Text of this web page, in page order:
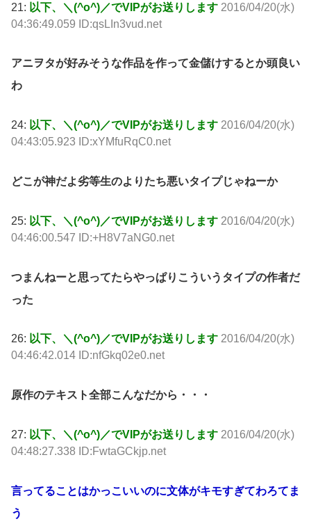
21: 以下、＼(^o^)／でVIPがお送りします 2016/04/20(水)
04:36:49.059 ID:qsLIn3vud.net
アニヲタが好みそうな作品を作って金儲けするとか頭良い
わ
24: 以下、＼(^o^)／でVIPがお送りします 2016/04/20(水)
04:43:05.923 ID:xYMfuRqC0.net
どこが神だよ劣等生のよりたち悪いタイプじゃねーか
25: 以下、＼(^o^)／でVIPがお送りします 2016/04/20(水)
04:46:00.547 ID:+H8V7aNG0.net
つまんねーと思ってたらやっぱりこういうタイプの作者だ
った
26: 以下、＼(^o^)／でVIPがお送りします 2016/04/20(水)
04:46:42.014 ID:nfGkq02e0.net
原作のテキスト全部こんなだから・・・
27: 以下、＼(^o^)／でVIPがお送りします 2016/04/20(水)
04:48:27.338 ID:FwtaGCkjp.net
言ってることはかっこいいのに文体がキモすぎてわろてま
う